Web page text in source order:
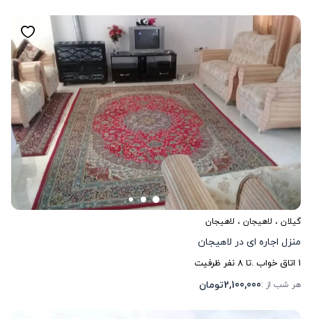
گیلان ، لاهیجان ، لاهیجان
منزل اجاره ای در لاهیجان
1 اتاق خواب .تا8نفر ظرفیت
هر شب از :2,100,000تومان